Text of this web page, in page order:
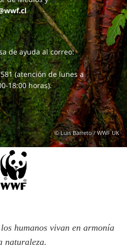
de ayuda al correo:
(atención de lunes a
18:00 horas).
© Luis Barreto / WWF UK
humanos vivan en armonía
naturaleza.